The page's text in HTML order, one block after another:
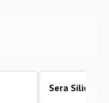
algenbestrijding
Sera Silicate